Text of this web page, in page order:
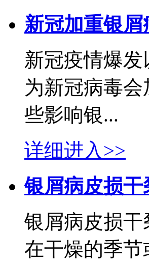
新冠加重银屑
新冠疫情爆
为新冠病毒
些影响银...
详细进入>>
银屑病皮损干
银屑病皮损
在干燥的季